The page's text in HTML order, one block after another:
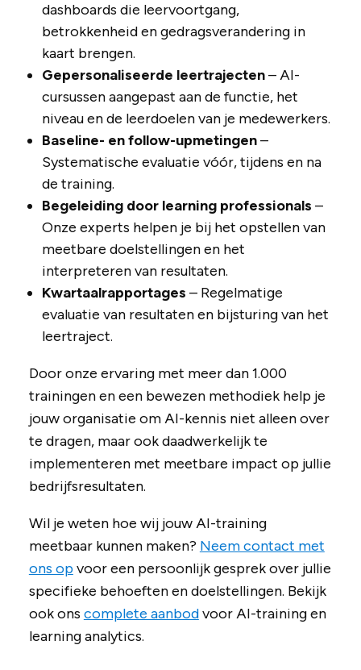
dashboards die leervoortgang,
betrokkenheid en gedragsverandering in
kaart brengen.
Gepersonaliseerde leertrajecten– AI-
cursussen aangepast aan de functie, het
niveau en de leerdoelen van je medewerkers.
Baseline- en follow-upmetingen–
Systematische evaluatie vóór, tijdens en na
de training.
Begeleiding door learning professionals –
Onze experts helpen je bij het opstellen van
meetbare doelstellingen en het
interpreteren van resultaten.
Kwartaalrapportages – Regelmatige
evaluatie van resultaten en bijsturing van het
leertraject.
Door onze ervaring met meer dan 1.000
trainingen en een bewezen methodiek help je
jouw organisatie om AI-kennis niet alleen over
te dragen, maar ook daadwerkelijk te
implementeren met meetbare impact op jullie
bedrijfsresultaten.
Wil je weten hoe wij jouw AI-training
meetbaar kunnen maken? Neem contact met
ons opvoor een persoonlijk gesprek over jullie
specifieke behoeften en doelstellingen. Bekijk
ook ons complete aanbodvoor AI-training en
learning analytics.